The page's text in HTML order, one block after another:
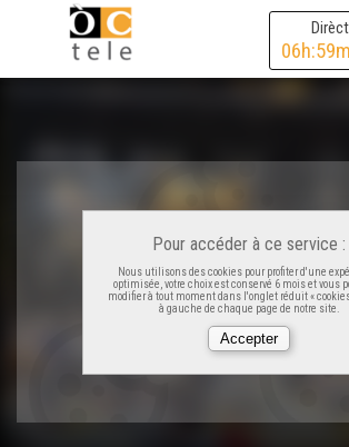
06h:59
Pour accéder à ce service :
Nous utilisons des cookies pour profiter d'une
optimisée, votre choix est conservé 6 mois et vous
modifier à tout moment dans l'onglet réduit «
à gauche de chaque page de notre site.